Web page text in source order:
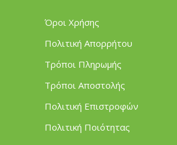
Όροι Χρήσης
Πολιτική Απορρήτου
Τρόποι Πληρωμής
Τρόποι Αποστολής
Πολιτική Επιστροφών
Πολιτική Ποιότητας